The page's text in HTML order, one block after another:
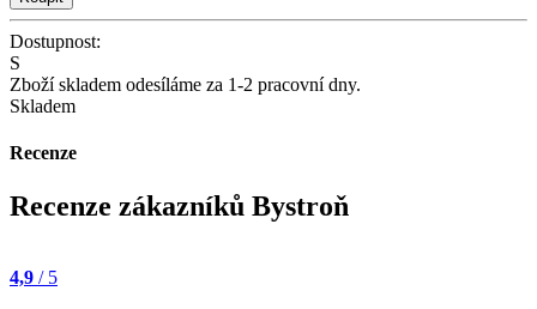
Dostupnost:
S
Zboží skladem odesíláme za 1-2 pracovní dny.
Skladem
Recenze
Recenze zákazníků Bystroň
4,9 / 5